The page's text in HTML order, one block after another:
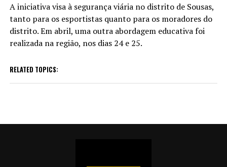
A iniciativa visa à segurança viária no distrito de Sousas,
tanto para os esportistas quanto para os moradores do
distrito. Em abril, uma outra abordagem educativa foi
realizada na região, nos dias 24 e 25.
RELATED TOPICS: